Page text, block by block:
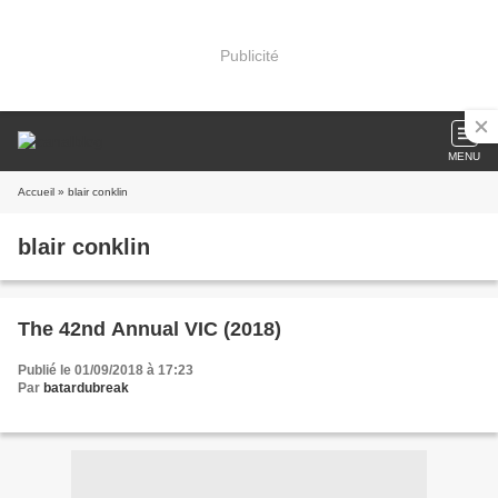
Publicité
MENU
Accueil » blair conklin
blair conklin
The 42nd Annual VIC (2018)
Publié le 01/09/2018 à 17:23
Par batardubreak